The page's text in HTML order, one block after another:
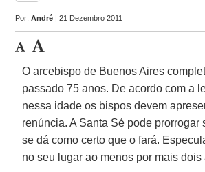
Por:André | 21 Dezembro 2011
O arcebispo de Buenos Aires
passado 75 anos. De acordo com a
nessa idade os bispos devem
renúncia. A Santa Sé pode prorrogar
se dá como certo que o fará.
no seu lugar ao menos por mais dois